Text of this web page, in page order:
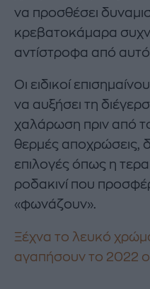
να προσθέσει
κρεβατοκάμαρα
αντίστροφα από
Οι ειδικοί
να αυξήσει τη
χαλάρωση πριν από
θερμές αποχρώσεις,
επιλογές όπως η
ροδακινί που
«φωνάζουν».
Ξέχνα το λευκό
αγαπήσουν το 2022